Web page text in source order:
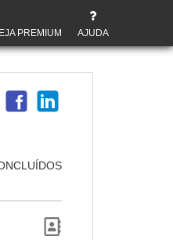
PREMIUM AJUDA